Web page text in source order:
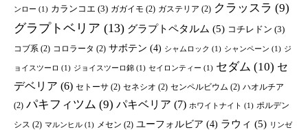
ンロー (1) カランコエ (3) ガガイモ (2) ガステリア (2) クラッスラ (9)
グラプトベリア (13) グラプトペタルム (5) コチレドン (3)
コブ系 (2) コロラータ (2) サボテン (4) シャムロック (1) シャンペーン (1) ジ
ョイスツーロ (1) ジョイスツーロ錦 (1) セイロンティー (1) セダム (10) セ
デベリア (6) セトーサ (2) セネシオ (2) センペルビウム (2) ハオルチア
(2) パキフィツム (9) パキベリア (7) ホワイトナイト (1) ポルデン
シス (2) マルンヒル (1) メセン (2) ユーフォルビア (4) ラウィ (5) リンゼ